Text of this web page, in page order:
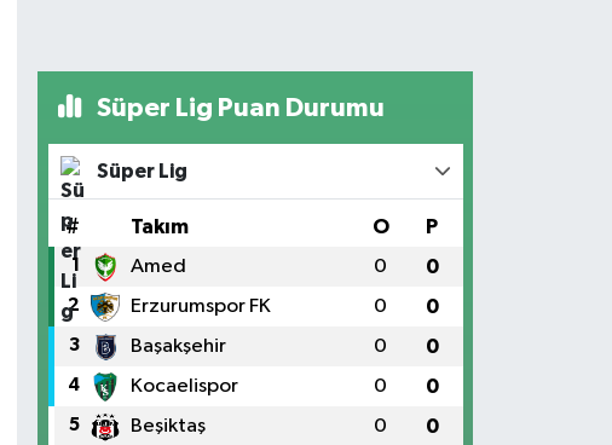
Süper Lig Puan Durumu
Süper Lig
# Takım O P
1 Amed 0 0
2 Erzurumspor FK 0 0
3 Başakşehir 0 0
4 Kocaelispor 0 0
5 Beşiktaş 0 0